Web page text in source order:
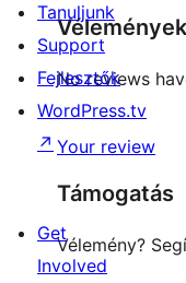
Vélemények
No reviews
Your review
Támogatás
Vélemény?
Tanuljunk
Support
Fejlesztők
WordPress.tv
↗
Get
Involved